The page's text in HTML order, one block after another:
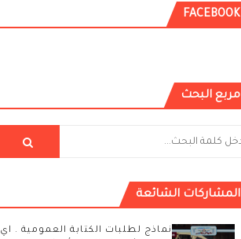
FACEBOOK
مربع البحث
المشاركات الشائعة
نماذج لطلبات الكتابة العمومية . اي